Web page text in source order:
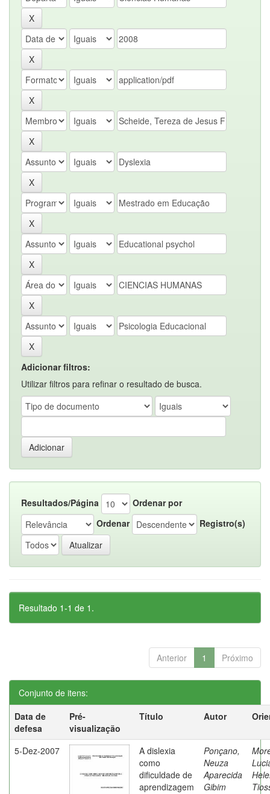
Adicionar filtros:
Utilizar filtros para refinar o resultado de busca.
Resultados/Página
Ordenar por
Ordenar
Registro(s)
Resultado 1-1 de 1.
Anterior 1 Próximo
Conjunto de itens:
Data de
defesa
Pré-
visualização
Título Autor
5-Dez-2007
A dislexia
como
dificuldade de
aprendizagem
Ponçano,
Neuza
Aparecida
Gibim